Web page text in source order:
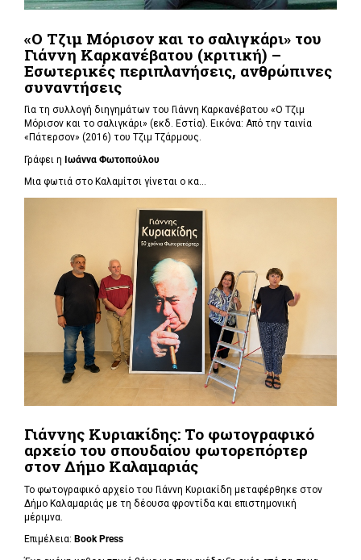
«Ο Τζιμ Μόρισον και το σαλιγκάρι» του
Γιάννη Καρκανέβατου (κριτική) –
Εσωτερικές περιπλανήσεις, ανθρώπινες
συναντήσεις
Για τη συλλογή διηγημάτων του Γιάννη Καρκανέβατου «Ο Τζιμ
Μόρισον και το σαλιγκάρι» (εκδ. Εστία). Εικόνα: Από την ταινία
«Πάτερσον» (2016) του Τζιμ Τζάρμους.
Γράφει η Ιωάννα Φωτοπούλου
Μια φωτιά στο Καλαμίτσι γίνεται ο κα...
Γιάννης Κυριακίδης: Το φωτογραφικό
αρχείο του σπουδαίου φωτορεπόρτερ
στον Δήμο Καλαμαριάς
Το φωτογραφικό αρχείο του Γιάννη Κυριακίδη μεταφέρθηκε στον
Δήμο Καλαμαριάς με τη δέουσα φροντίδα και επιστημονική
μέριμνα.
Επιμέλεια: Book Press